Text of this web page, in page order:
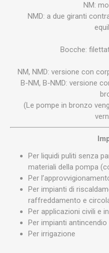
NM:
NMD: a due giranti
Bocche:
NM, NMD: versione con
B-NM, B-NMD: versione
(Le pompe in bronzo
Per liquidi puliti senza
materiali della pompa
Per
Per impianti di
raffreddamento e
Per applicazioni civili e
Per impianti antincendio
Per irrigazione